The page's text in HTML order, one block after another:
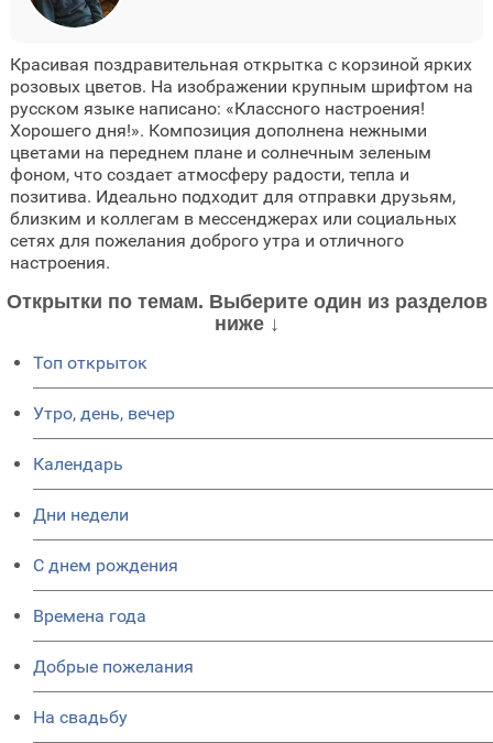
Красивая поздравительная открытка с корзиной ярких
розовых цветов. На изображении крупным шрифтом на
русском языке написано: «Классного настроения!
Хорошего дня!». Композиция дополнена нежными
цветами на переднем плане и солнечным зеленым
фоном, что создает атмосферу радости, тепла и
позитива. Идеально подходит для отправки друзьям,
близким и коллегам в мессенджерах или социальных
сетях для пожелания доброго утра и отличного
настроения.
Открытки по темам. Выберите один из разделов
ниже ↓
Топ открыток
Утро, день, вечер
Календарь
Дни недели
C днем рождения
Времена года
Добрые пожелания
На свадьбу